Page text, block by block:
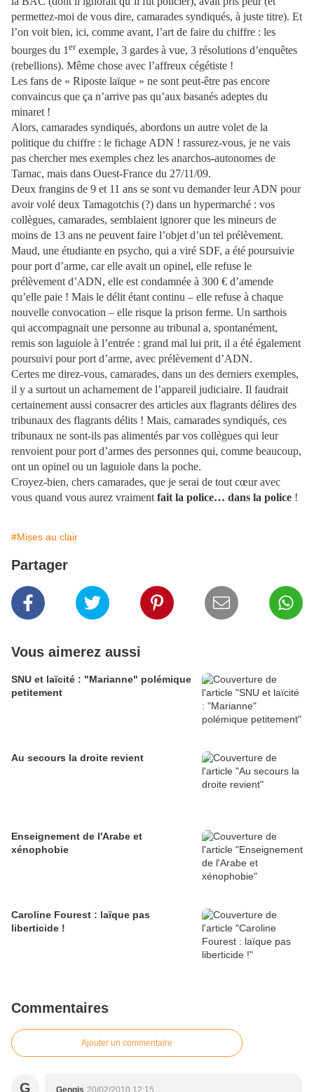
permettez-moi de vous dire, camarades syndiqués, à juste titre). Et
l’on voit bien, ici, comme avant, l’art de faire du chiffre : les
bourges du 1 erexemple, 3 gardes à vue, 3 résolutions d’enquêtes
(rebellions). Même chose avec l’affreux cégétiste !
Les fans de « Riposte laïque » ne sont peut-être pas encore
convaincus que ça n’arrive pas qu’aux basanés adeptes du
minaret !
Alors, camarades syndiqués, abordons un autre volet de la
politique du chiffre : le fichage ADN ! rassurez-vous, je ne vais
pas chercher mes exemples chez les anarchos-autonomes de
Tarnac, mais dans Ouest-France du 27/11/09.
Deux frangins de 9 et 11 ans se sont vu demander leur ADN pour
avoir volé deux Tamagotchis (?) dans un hypermarché : vos
collègues, camarades, semblaient ignorer que les mineurs de
moins de 13 ans ne peuvent faire l’objet d’un tel prélèvement.
Maud, une étudiante en psycho, qui a viré SDF, a été poursuivie
pour port d’arme, car elle avait un opinel, elle refuse le
prélèvement d’ADN, elle est condamnée à 300 € d’amende
qu’elle paie ! Mais le délit étant continu – elle refuse à chaque
nouvelle convocation – elle risque la prison ferme. Un sarthois
qui accompagnait une personne au tribunal a, spontanément,
remis son laguiole à l’entrée : grand mal lui prit, il a été également
poursuivi pour port d’arme, avec prélèvement d’ADN.
Certes me direz-vous, camarades, dans un des derniers exemples,
il y a surtout un acharnement de l’appareil judiciaire. Il faudrait
certainement aussi consacrer des articles aux flagrants délires des
tribunaux des flagrants délits ! Mais, camarades syndiqués, ces
tribunaux ne sont-ils pas alimentés par vos collègues qui leur
renvoient pour port d’armes des personnes qui, comme beaucoup,
ont un opinel ou un laguiole dans la poche.
Croyez-bien, chers camarades, que je serai de tout cœur avec
vous quand vous aurez vraiment fait la police… dans la police !
#Mises au clair
Partager
Vous aimerez aussi
SNU et laïcité : "Marianne" polémique
petitement
Au secours la droite revient
Enseignement de l'Arabe et
xénophobie
Caroline Fourest : laïque pas
liberticide !
Commentaires
Ajouter un commentaire
G Gengis 20/02/2010 12:15